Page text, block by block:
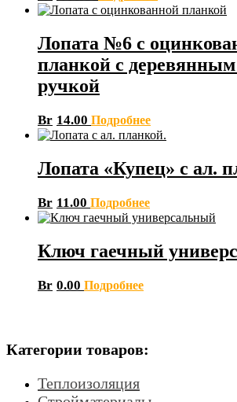
Лопата №6 с
планкой с
ручкой
Br 14.00 Подробнее
Лопата «Купец» с ал.
Br 11.00 Подробнее
Ключ гаечный
Br 0.00 Подробнее
Категории товаров:
Теплоизоляция